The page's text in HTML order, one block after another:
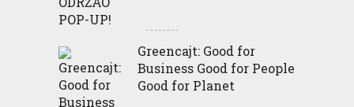
Greencajt: Good for
Business Good for People
Good for Planet